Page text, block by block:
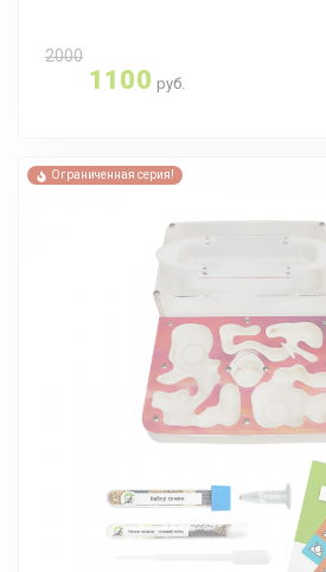
2000
1100 руб.
Ограниченная серия!